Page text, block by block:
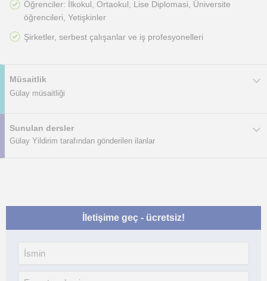
Öğrenciler: İlkokul, Ortaokul, Lise Diplomasi, Üniversite
öğrencileri, Yetişkinler
Şirketler, serbest çalışanlar ve iş profesyonelleri
Müsaitlik
Gülay müsaitliği
Sunulan dersler
Gülay Yildirim tarafından gönderilen ilanlar
İletişime geç - ücretsiz!